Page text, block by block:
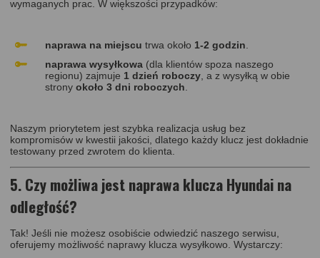
wymaganych prac. W większości przypadków:
naprawa na miejscu trwa około 1-2 godzin
naprawa wysyłkowa (dla klientów spoza naszego
regionu) zajmuje 1 dzień roboczy, a z wysyłką w obie
strony około 3 dni roboczych.
Naszym priorytetem jest szybka realizacja usług bez
kompromisów w kwestii jakości, dlatego każdy klucz jest dokładnie
testowany przed zwrotem do klienta.
5. Czy możliwa jest naprawa klucza Hyundai na
odległość?
Tak! Jeśli nie możesz osobiście odwiedzić naszego serwisu,
oferujemy możliwość naprawy klucza wysyłkowo. Wystarczy: